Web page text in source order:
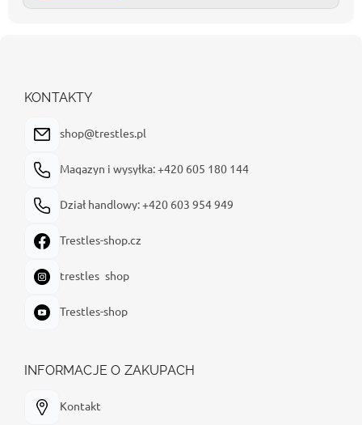
KONTAKTY
shop@trestles.pl
Magazyn i wysyłka: +420 605 180 144
Dział handlowy: +420 603 954 949
Trestles-shop.cz
trestles_shop
Trestles-shop
INFORMACJE O ZAKUPACH
Kontakt